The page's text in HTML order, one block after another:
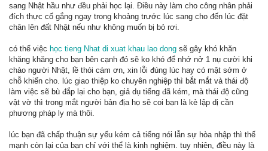
sang Nhật hầu như đều phải học lại. Điều này làm cho công nhân phải
đích thực cố gắng ngay trong khoảng trước lúc sang cho đến lúc đặt
chân lên đất Nhật nếu như không muốn bị bỏ rơi.
có thể việc học tieng Nhat di xuat khau lao dong sẽ gây khó khăn
khăng khăng cho bạn bên cạnh đó sẽ ko khó để nhớ nở 1 nụ cười khi
chào người Nhật, lề thói cám ơn, xin lỗi đúng lúc hay có mặt sớm ở
chỗ khiến cho. lúc giao thiệp ko chuyên nghiệp thì bắt mắt và thái độ
làm việc sẽ bù đắp lại cho bạn, giả dụ tiếng đã kém, mà thái độ cũng
vật vờ thì trong mắt người bản địa họ sẽ coi bạn là kẻ lập dị cần
phương pháp ly mà thôi.
lúc bạn đã chấp thuận sự yếu kém cả tiếng nói lẫn sự hòa nhập thì thế
mạnh còn lại của bạn chỉ với thể là kinh nghiệm. tuy nhiên, điều này là